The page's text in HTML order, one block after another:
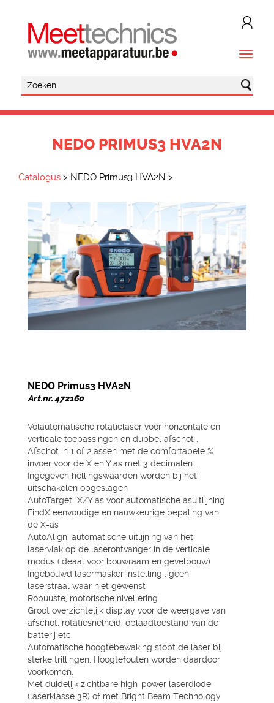
NEDO PRIMUS3 HVA2N
Catalogus > NEDO Primus3 HVA2N >
NEDO Primus3 HVA2N
Art.nr. 472160
Volautomatische rotatielaser voor horizontale en
verticale toepassingen en dubbel afschot .
Afschot in 1 of 2 assen met de comfortabele %
invoer voor de X en Y as met 3 decimalen .
Ingegeven hellingswaarden worden bij het
uitschakelen opgeslagen
AutoTarget X/Y as voor automatische asuitlijning
FindX eenvoudige en nauwkeurige bepaling van
de X-as
AutoAlign: automatische uitlijning van het
laservlak op de laserontvanger in de verticale
modus (ideaal voor bouwraam en gevelbouw)
Ingebouwd lasermasker instelling , geen
laserstraal waar niet gewenst
Robuuste, motorische nivellering
Groot overzichtelijk display voor de weergave van
afschot, rotatiesnelheid, oplaadtoestand van de
batterij etc.
Automatische hoogtebewaking stopt de laser bij
sterke trillingen. Hoogtefouten worden daardoor
voorkomen.
Met duidelijk zichtbare high-power laserdiode
(laserklasse 3R) of met Bright Beam Technology